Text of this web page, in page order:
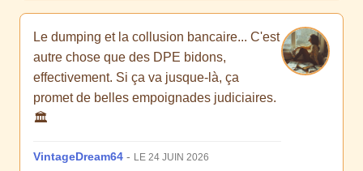
Le dumping et la collusion bancaire... C'est
autre chose que des DPE bidons,
effectivement. Si ça va jusque-là, ça
promet de belles empoignades judiciaires.
🏛️
VintageDream64 - LE 24 JUIN 2026